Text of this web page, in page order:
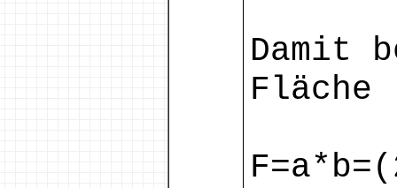
Damit
Fläche